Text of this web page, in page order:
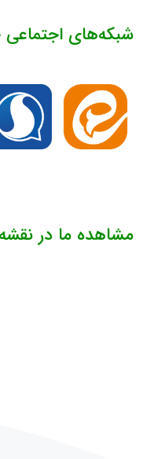
شبکه‌های اجتماعی
مشاهده ما در نقشه